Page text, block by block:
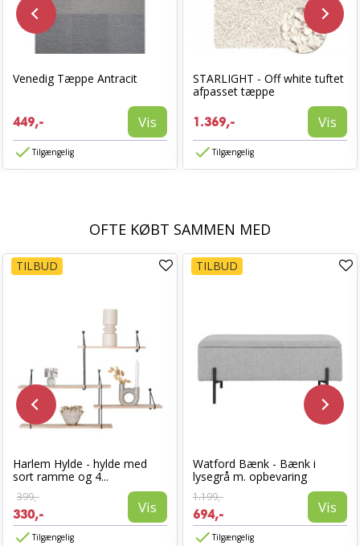
Venedig Tæppe Antracit
449,- Vis
Tilgængelig
STARLIGHT - Off white tuftet
afpasset tæppe
1.369,- Vis
Tilgængelig
OFTE KØBT SAMMEN MED
TILBUD
Harlem Hylde - hylde med
sort ramme og 4...
399,-
330,- Vis
Tilgængelig
TILBUD
Watford Bænk - Bænk i
lysegrå m. opbevaring
1.199,-
694,- Vis
Tilgængelig